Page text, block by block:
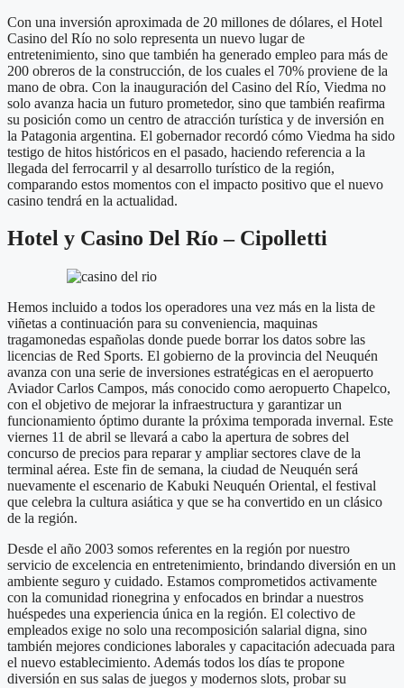
Con una inversión aproximada de 20 millones de dólares, el Hotel
Casino del Río no solo representa un nuevo lugar de
entretenimiento, sino que también ha generado empleo para más de
200 obreros de la construcción, de los cuales el 70% proviene de la
mano de obra. Con la inauguración del Casino del Río, Viedma no
solo avanza hacia un futuro prometedor, sino que también reafirma
su posición como un centro de atracción turística y de inversión en
la Patagonia argentina. El gobernador recordó cómo Viedma ha sido
testigo de hitos históricos en el pasado, haciendo referencia a la
llegada del ferrocarril y al desarrollo turístico de la región,
comparando estos momentos con el impacto positivo que el nuevo
casino tendrá en la actualidad.
Hotel y Casino Del Río – Cipolletti
Hemos incluido a todos los operadores una vez más en la lista de
viñetas a continuación para su conveniencia, maquinas
tragamonedas españolas donde puede borrar los datos sobre las
licencias de Red Sports. El gobierno de la provincia del Neuquén
avanza con una serie de inversiones estratégicas en el aeropuerto
Aviador Carlos Campos, más conocido como aeropuerto Chapelco,
con el objetivo de mejorar la infraestructura y garantizar un
funcionamiento óptimo durante la próxima temporada invernal. Este
viernes 11 de abril se llevará a cabo la apertura de sobres del
concurso de precios para reparar y ampliar sectores clave de la
terminal aérea. Este fin de semana, la ciudad de Neuquén será
nuevamente el escenario de Kabuki Neuquén Oriental, el festival
que celebra la cultura asiática y que se ha convertido en un clásico
de la región.
Desde el año 2003 somos referentes en la región por nuestro
servicio de excelencia en entretenimiento, brindando diversión en un
ambiente seguro y cuidado. Estamos comprometidos activamente
con la comunidad rionegrina y enfocados en brindar a nuestros
huéspedes una experiencia única en la región. El colectivo de
empleados exige no solo una recomposición salarial digna, sino
también mejores condiciones laborales y capacitación adecuada para
el nuevo establecimiento. Además todos los días te propone
diversión en sus salas de juegos y modernos slots, probar su